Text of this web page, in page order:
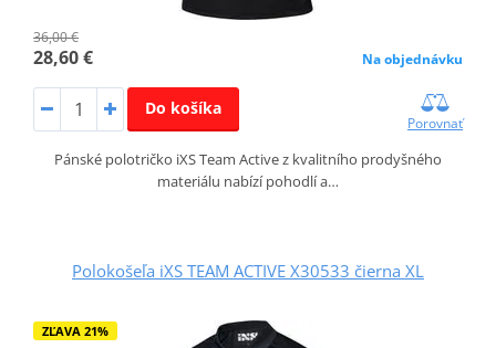
36,00 €
28,60 € Na objednávku
Do košíka
Porovnať
Pánské polotričko iXS Team Active z kvalitního prodyšného
materiálu nabízí pohodlí a…
Polokošeľa iXS TEAM ACTIVE X30533 čierna XL
ZĽAVA 21%